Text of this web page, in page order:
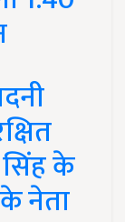
सिंह के
नेता